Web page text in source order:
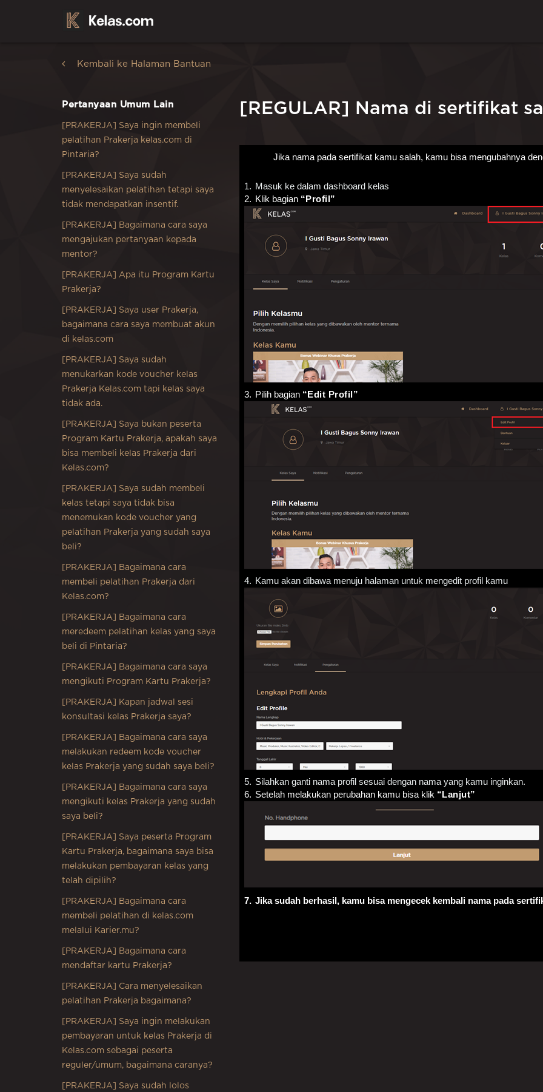
Kembali ke Halaman Bantuan
Pertanyaan Umum Lain
[PRAKERJA] Saya ingin membeli
pelatihan Prakerja kelas.com di
Pintaria?
[PRAKERJA] Saya sudah
menyelesaikan pelatihan tetapi saya
tidak mendapatkan insentif.
[PRAKERJA] Bagaimana cara saya
mengajukan pertanyaan kepada
mentor?
[PRAKERJA] Apa itu Program Kartu
Prakerja?
[PRAKERJA] Saya user Prakerja,
bagaimana cara saya membuat akun
di kelas.com
[PRAKERJA] Saya sudah
menukarkan kode voucher kelas
Prakerja Kelas.com tapi kelas saya
tidak ada.
[PRAKERJA] Saya bukan peserta
Program Kartu Prakerja, apakah saya
bisa membeli kelas Prakerja dari
Kelas.com?
[PRAKERJA] Saya sudah membeli
kelas tetapi saya tidak bisa
menemukan kode voucher yang
pelatihan Prakerja yang sudah saya
beli?
[PRAKERJA] Bagaimana cara
membeli pelatihan Prakerja dari
Kelas.com?
[PRAKERJA] Bagaimana cara
meredeem pelatihan kelas yang saya
beli di Pintaria?
[PRAKERJA] Bagaimana cara saya
mengikuti Program Kartu Prakerja?
[PRAKERJA] Kapan jadwal sesi
konsultasi kelas Prakerja saya?
[PRAKERJA] Bagaimana cara saya
melakukan redeem kode voucher
kelas Prakerja yang sudah saya beli?
[PRAKERJA] Bagaimana cara saya
mengikuti kelas Prakerja yang sudah
saya beli?
[PRAKERJA] Saya peserta Program
Kartu Prakerja, bagaimana saya bisa
melakukan pembayaran kelas yang
telah dipilih?
[PRAKERJA] Bagaimana cara
membeli pelatihan di kelas.com
melalui Karier.mu?
[PRAKERJA] Bagaimana cara
mendaftar kartu Prakerja?
[PRAKERJA] Cara menyelesaikan
pelatihan Prakerja bagaimana?
[PRAKERJA] Saya ingin melakukan
pembayaran untuk kelas Prakerja di
Kelas.com sebagai peserta
reguler/umum, bagaimana caranya?
[PRAKERJA] Saya sudah lolos
[REGULAR] Nama di sertifikat
Jika nama pada sertifikat kamu salah, kamu bisa mengubahnya
1. Masuk ke dalam dashboard kelas
2. Klik bagian “Profil”
3. Pilih bagian “Edit Profil”
4. Kamu akan dibawa menuju halaman untuk mengedit profil kamu
5. Silahkan ganti nama profil sesuai dengan nama yang kamu inginkan.
6. Setelah melakukan perubahan kamu bisa klik “Lanjut”
7. Jika sudah berhasil, kamu bisa mengecek kembali nama pada